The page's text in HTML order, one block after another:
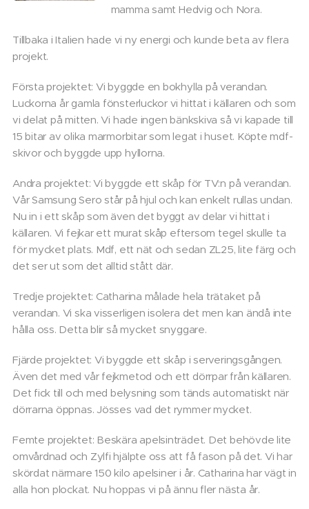
mamma samt Hedvig och Nora.
Tillbaka i Italien hade vi ny energi och kunde beta av flera
projekt.
Första projektet: Vi byggde en bokhylla på verandan.
Luckorna år gamla fönsterluckor vi hittat i källaren och som
vi delat på mitten. Vi hade ingen bänkskiva så vi kapade till
15 bitar av olika marmorbitar som legat i huset. Köpte mdf-
skivor och byggde upp hyllorna.
Andra projektet: Vi byggde ett skåp för TV:n på verandan.
Vår Samsung Sero står på hjul och kan enkelt rullas undan.
Nu in i ett skåp som även det byggt av delar vi hittat i
källaren. Vi fejkar ett murat skåp eftersom tegel skulle ta
för mycket plats. Mdf, ett nät och sedan ZL25, lite färg och
det ser ut som det alltid stått där.
Tredje projektet: Catharina målade hela trätaket på
verandan. Vi ska visserligen isolera det men kan ändå inte
hålla oss. Detta blir så mycket snyggare.
Fjärde projektet: Vi byggde ett skåp i serveringsgången.
Även det med vår fejkmetod och ett dörrpar från källaren.
Det fick till och med belysning som tänds automatiskt när
dörrarna öppnas. Jösses vad det rymmer mycket.
Femte projektet: Beskära apelsinträdet. Det behövde lite
omvårdnad och Zylfi hjälpte oss att få fason på det. Vi har
skördat närmare 150 kilo apelsiner i år. Catharina har vägt in
alla hon plockat. Nu hoppas vi på ännu fler nästa år.